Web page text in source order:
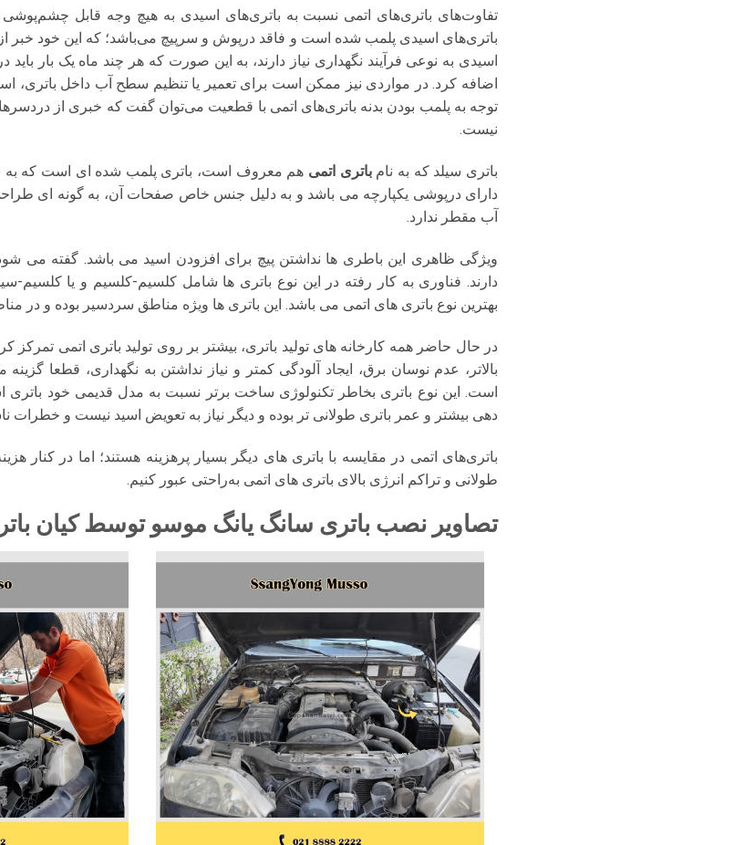
تفاوت‌های باتری‌های اتمی نسبت به باتری‌های اسیدی به هیچ وجه قابل چشم‌پوشی
باتری‌های اسیدی پلمب شده است و فاقد درپوش و سرپیچ می‌باشد؛ که این خود خبر
اسیدی به نوعی فرآیند نگهداری نیاز دارند، به این صورت که هر چند ماه یک بار
اضافه کرد. در مواردی نیز ممکن است برای تعمیر یا تنظیم سطح آب داخل باتری،
توجه به پلمب بودن بدنه باتری‌های اتمی با قطعیت می‌توان گفت که خبری از
نیست.
باتری سیلد که به نامباتری اتمی هم معروف است، باتری پلمب شده ای است که
دارای درپوشی یکپارچه می باشد و به دلیل جنس خاص صفحات آن، به گونه ای
آب مقطر ندارد.
دارند. فناوری به کار رفته در این نوع باتری ها شامل کلسیم-کلسیم و یا کلسیم-
بهترین نوع باتری های اتمی می باشد. این باتری ها ویژه مناطق سردسیر بوده و در
در حال حاضر همه کارخانه های تولید باتری، بیشتر بر روی تولید باتری اتمی تمرکز
بالاتر، عدم نوسان برق، ایجاد آلودگی کمتر و نیاز نداشتن به نگهداری، قطعا
است. این نوع باتری بخاطر تکنولوژی ساخت برتر نسبت به مدل قدیمی خود باتری
دهی بیشتر و عمر باتری طولانی تر بوده و دیگر نیاز به تعویض اسید نیست و خطرات
باتری‌های اتمی در مقایسه با باتری‌ های دیگر بسیار پرهزینه هستند؛ اما در کنار
طولانی و تراکم انرژی بالای باتری‌ های اتمی به‌راحتی عبور کنیم.
تصاویر نصب باتری سانگ یانگ موسو توسط کیان